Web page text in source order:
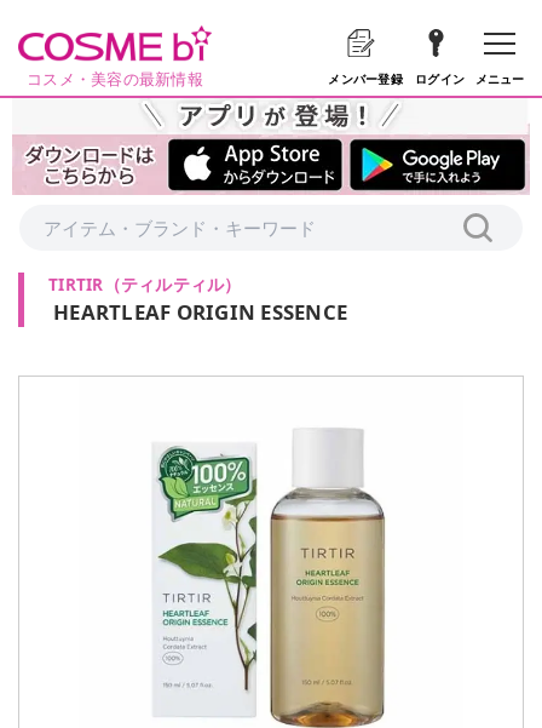
コスメ・美容の最新情報 メンバー登録 ログイン メニュー
TIRTIR （ティルティル）
HEARTLEAF ORIGIN ESSENCE